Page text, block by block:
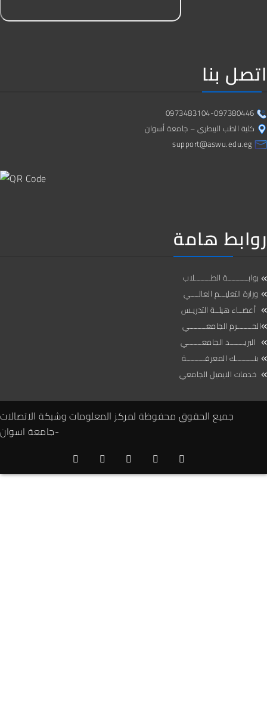
اتصل بنا
0973483104-097380446
support@aswu.edu.eg
روابط هامة
وزارة التعليـــم العالــــي
أعضــاء هيئــة التدريـس
الحـــــــرم الجامعــــــــي
البريـــــــد الجامعـــــــي
بنـــــــــك المعرفـــــــــة
جميع الحقوق محفوظة لمركز المعلومات وشبكة الاتصالات
-جامعة اسوان